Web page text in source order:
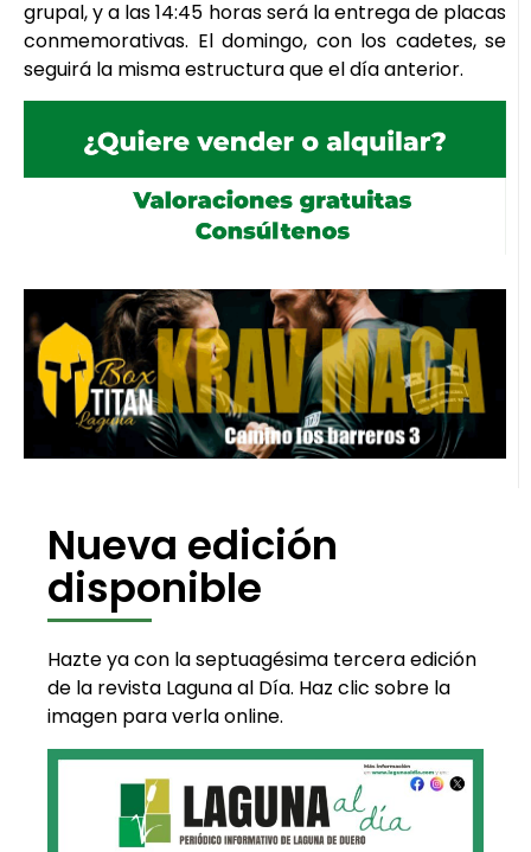
grupal, y a las 14:45 horas será la entrega de placas
conmemorativas. El domingo, con los cadetes, se
seguirá la misma estructura que el día anterior.
Nueva edición
disponible
Hazte ya con la septuagésima tercera edición
de la revista Laguna al Día. Haz clic sobre la
imagen para verla online.